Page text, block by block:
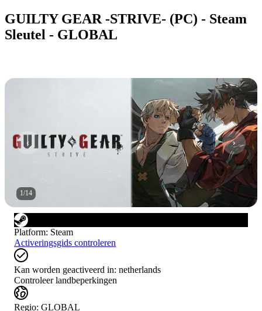
GUILTY GEAR -STRIVE- (PC) - Steam
Sleutel - GLOBAL
1/14
Platform: Steam
Activeringsgids controleren
Kan worden geactiveerd in: netherlands
Controleer landbeperkingen
Regio: GLOBAL